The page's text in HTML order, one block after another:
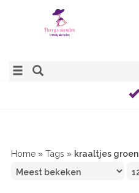
Home » Tags » kraaltjes groen